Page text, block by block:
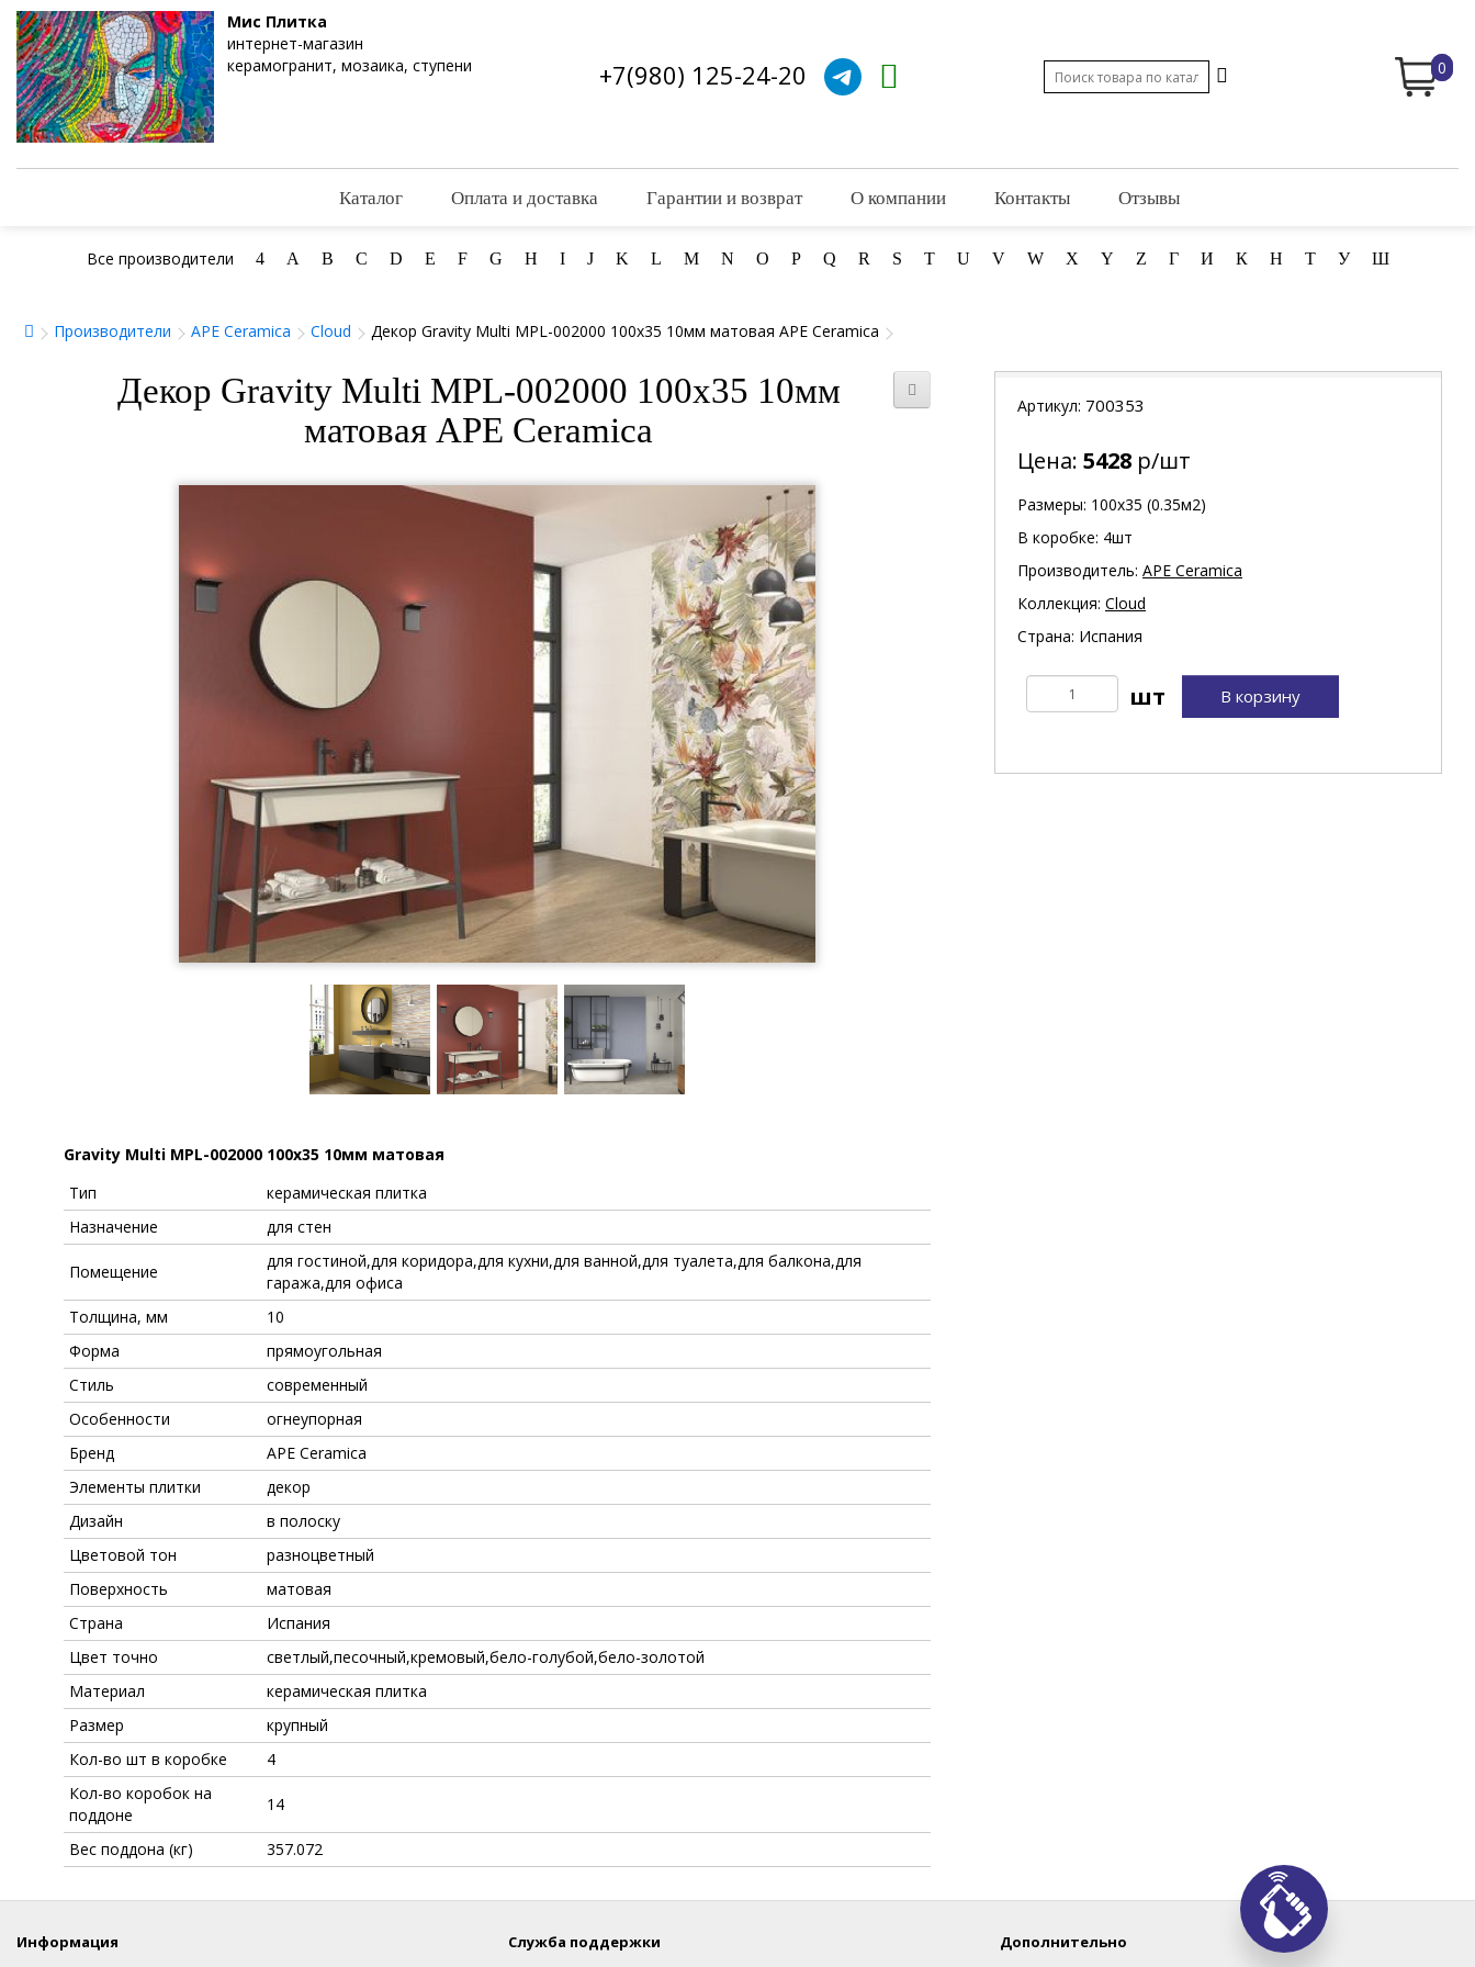
Мис Плитка
интернет-магазин
керамогранит, мозаика, ступени
+7(980) 125-24-20 0
Каталог Оплата и доставка Гарантии и возврат О компании Контакты Отзывы
Все производители 4 A B C D E F G H I J K L M N O P Q R S T U V W X Y Z Г И К Н Т У Ш
Производители APE Ceramica Cloud Декор Gravity Multi MPL-002000 100x35 10мм матовая APE Ceramica
Декор Gravity Multi MPL-002000 100x35 10мм
матовая APE Ceramica
Gravity Multi MPL-002000 100x35 10мм матовая
Тип
керамическая плитка
Назначение
для стен
Помещение
для гостиной,для коридора,для кухни,для ванной,для туалета,для балкона,для
гаража,для офиса
Толщина, мм
10
Форма
прямоугольная
Стиль
современный
Особенности
огнеупорная
Бренд
APE Ceramica
Элементы плитки
декор
Дизайн
в полоску
Цветовой тон
разноцветный
Поверхность
матовая
Страна
Испания
Цвет точно
светлый,песочный,кремовый,бело-голубой,бело-золотой
Материал
керамическая плитка
Размер
крупный
Кол-во шт в коробке
4
Кол-во коробок на
поддоне
14
Вес поддона (кг) 357.072
Артикул: 700353
Цена: 5428 р/шт
Размеры: 100х35 (0.35м2)
В коробке: 4шт
Производитель: APE Ceramica
Коллекция: Cloud
Страна: Испания
В корзину
Информация Служба поддержки Дополнительно